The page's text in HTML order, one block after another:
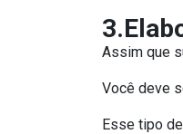
Assim que
Você deve
Esse tipo